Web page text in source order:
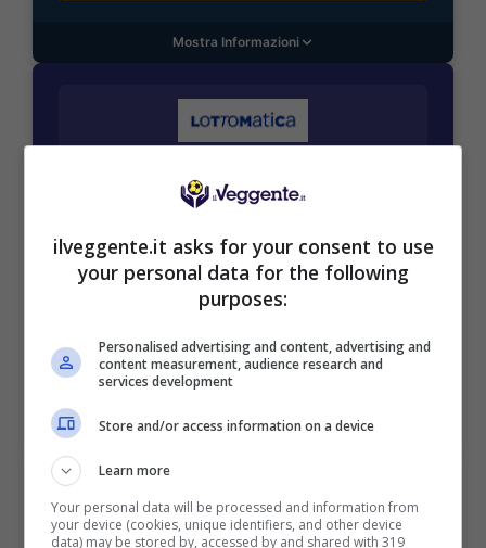
Mostra Informazioni
BONUS BENVENUTO LOTTOMATICA: 2050€
Fino a 2050€ bonus scommesse e sport
Bonus Scommesse + 100% fino a 2000€ in Bonus
Sport
2050€
VERIFICA
Mostra Informazioni
SNAI
ilveggente.it asks for your consent to use
your personal data for the following
purposes:
Personalised advertising and content, advertising and
content measurement, audience research and
services development
Store and/or access information on a device
Learn more
Your personal data will be processed and information from
your device (cookies, unique identifiers, and other device
data) may be stored by, accessed by and shared with 319